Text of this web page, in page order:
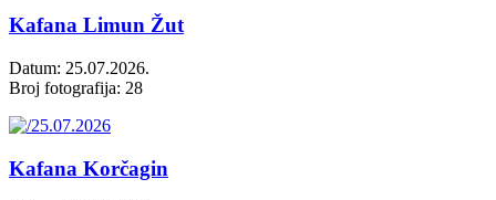
Kafana Limun Žut
Datum: 25.07.2026.
Broj fotografija: 28
Kafana Korčagin